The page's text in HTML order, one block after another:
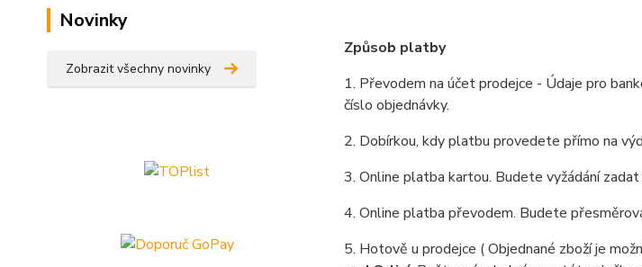
Novinky
Zobrazit všechny novinky
Způsob platby
1. Převodem na účet prodejce - Údaje pro
číslo objednávky.
2. Dobírkou, kdy platbu provedete přímo na
3. Online platba kartou. Budete vyžádání
4. Online platba převodem. Budete
5. Hotově u prodejce ( Objednané zboží je